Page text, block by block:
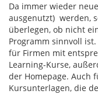
Da immer wieder
ausgenutzt) werden,
überlegen, ob nicht
Programm sinnvoll
für Firmen mit
Learning-Kurse,
der Homepage. Auch
Kursunterlagen, die